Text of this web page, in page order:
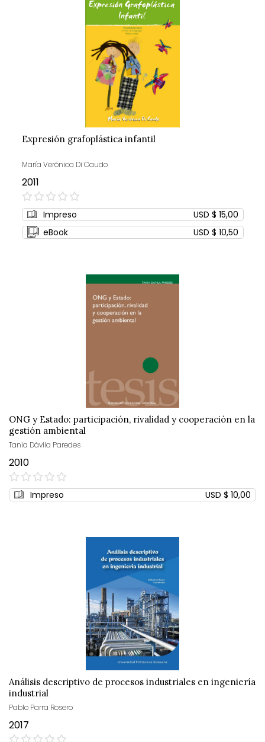
Expresión grafoplástica infantil
María Verónica Di Caudo
2011
0%
Impreso
USD $ 15,00
eBook
USD $ 10,50
ONG y Estado: participación, rivalidad y cooperación en la
gestión ambiental
Tania Dávila Paredes
2010
0%
Impreso USD $ 10,00
Análisis descriptivo de procesos industriales en ingeniería
industrial
Pablo Parra Rosero
2017